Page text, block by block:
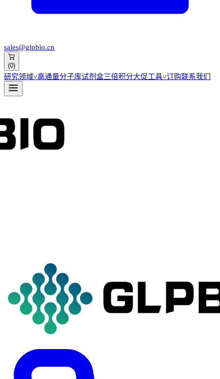
sales@glpbio.cn
(0)
研究领域˅高通量分子库试剂盒三倍积分大促工具˅订购联系我们